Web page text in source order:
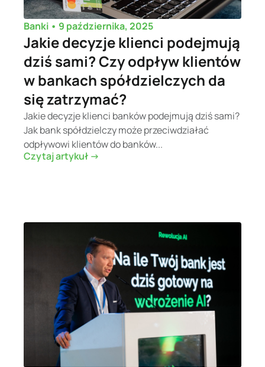
Banki • 9 października, 2025
Jakie decyzje klienci podejmują
dziś sami? Czy odpływ klientów
w bankach spółdzielczych da
się zatrzymać?
Jakie decyzje klienci banków podejmują dziś sami?
Jak bank spółdzielczy może przeciwdziałać
odpływowi klientów do banków...
Czytaj artykuł ->